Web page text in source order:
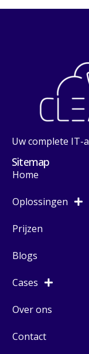
Uw complete IT-
Sitemap
Home
Oplossingen
Prijzen
Blogs
Cases
Over ons
Contact